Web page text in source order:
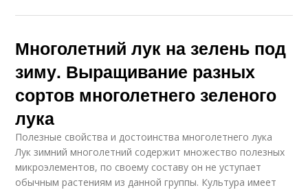
Многолетний лук на зелень под
зиму. Выращивание разных
сортов многолетнего зеленого
лука
Полезные свойства и достоинства многолетнего лука
Лук зимний многолетний содержит множество полезных
микроэлементов, по своему составу он не уступает
обычным растениям из данной группы. Культура имеет